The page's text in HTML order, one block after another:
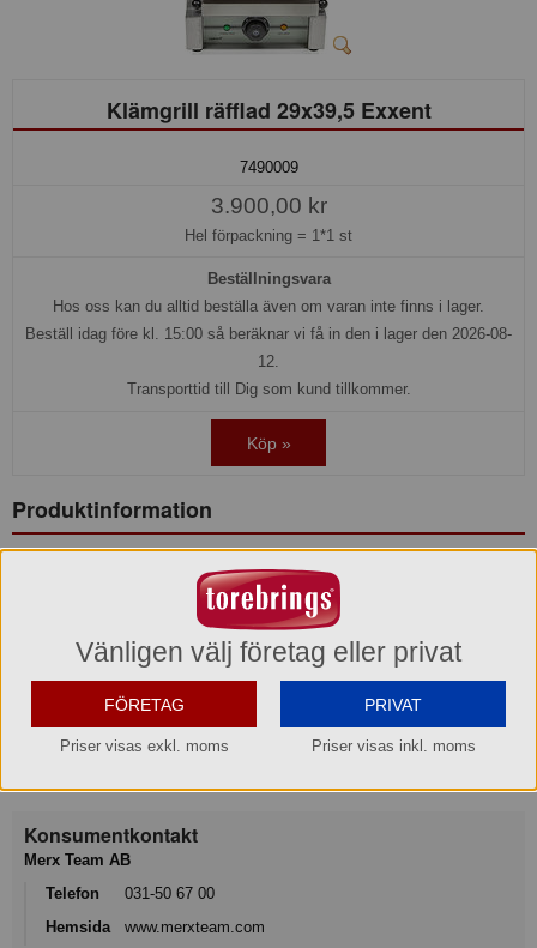
Klämgrill räfflad 29x39,5 Exxent
7490009
3.900,00 kr
Hel förpackning = 1*1 st
Beställningsvara
Hos oss kan du alltid beställa även om varan inte finns i lager.
Beställ idag före kl. 15:00 så beräknar vi få in den i lager den 2026-08-
12.
Transporttid till Dig som kund tillkommer.
Köp »
Produktinformation
Mått/storlek: 290x395x210 mm
Nätanslutning: 1,8Kw/ 230V/ 1Fas
Garanti
Varumärke
Konsumentkontakt
Merx Team AB
Telefon
031-50 67 00
Hemsida
www.merxteam.com
Vänligen välj företag eller privat
FÖRETAG
Priser visas exkl. moms
PRIVAT
Priser visas inkl. moms